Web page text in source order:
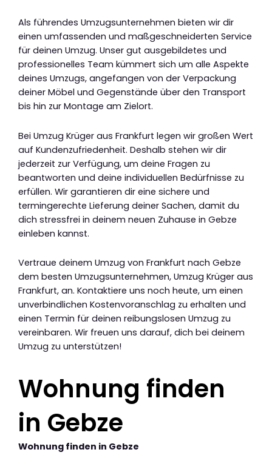
Als führendes Umzugsunternehmen bieten wir dir
einen umfassenden und maßgeschneiderten Service
für deinen Umzug. Unser gut ausgebildetes und
professionelles Team kümmert sich um alle Aspekte
deines Umzugs, angefangen von der Verpackung
deiner Möbel und Gegenstände über den Transport
bis hin zur Montage am Zielort.
Bei Umzug Krüger aus Frankfurt legen wir großen Wert
auf Kundenzufriedenheit. Deshalb stehen wir dir
jederzeit zur Verfügung, um deine Fragen zu
beantworten und deine individuellen Bedürfnisse zu
erfüllen. Wir garantieren dir eine sichere und
termingerechte Lieferung deiner Sachen, damit du
dich stressfrei in deinem neuen Zuhause in Gebze
einleben kannst.
Vertraue deinem Umzug von Frankfurt nach Gebze
dem besten Umzugsunternehmen, Umzug Krüger aus
Frankfurt, an. Kontaktiere uns noch heute, um einen
unverbindlichen Kostenvoranschlag zu erhalten und
einen Termin für deinen reibungslosen Umzug zu
vereinbaren. Wir freuen uns darauf, dich bei deinem
Umzug zu unterstützen!
Wohnung finden
in Gebze
Wohnung finden in Gebze